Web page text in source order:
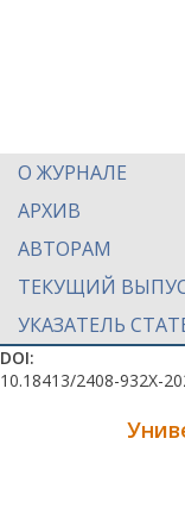
О ЖУРНАЛЕ
АРХИВ
АВТОРАМ
ТЕКУЩИЙ
УКАЗАТЕЛЬ
DOI:
10.18413/2408-932X-